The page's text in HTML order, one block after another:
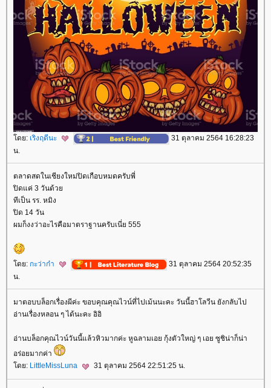
ดย: เริงฤดีนะ
31 ตุลาคม 2564 16:28:23
น.
ตลาดสดในเชียงใหม่ปิดเกือบหมดครับพี่
ปิดแค่ 3 วันด้ว
ทีเป็น รร. หมิง
ปิด 14 วัน
ผมก็งงว่าอะไรคือมาตราฐานครับเนี่ย 555
ดย: กะว่าก๋า
31 ตุลาคม 2564 20:52:35
น.
มาตอบบล็อกเรื่องผีค่ะ ขอบคุณคุณไวน์ที่ไปเม้นนะคะ วันนี้ฮาโลวีน ยังกลับไป
อ่านเรื่องหลอน ๆ ได้นะคะ อิอิ
อ่านบล็อกคุณไวน์วันนี้แล้วหิวมากค่ะ หูฉลามเอย กุ้งตัวใหญ่ ๆ เอย ซูชิน่าก็น่า
อร่อยมากค่า
ดย: LittleMissLuna 31 ตุลาคม 2564 22:51:25 น.